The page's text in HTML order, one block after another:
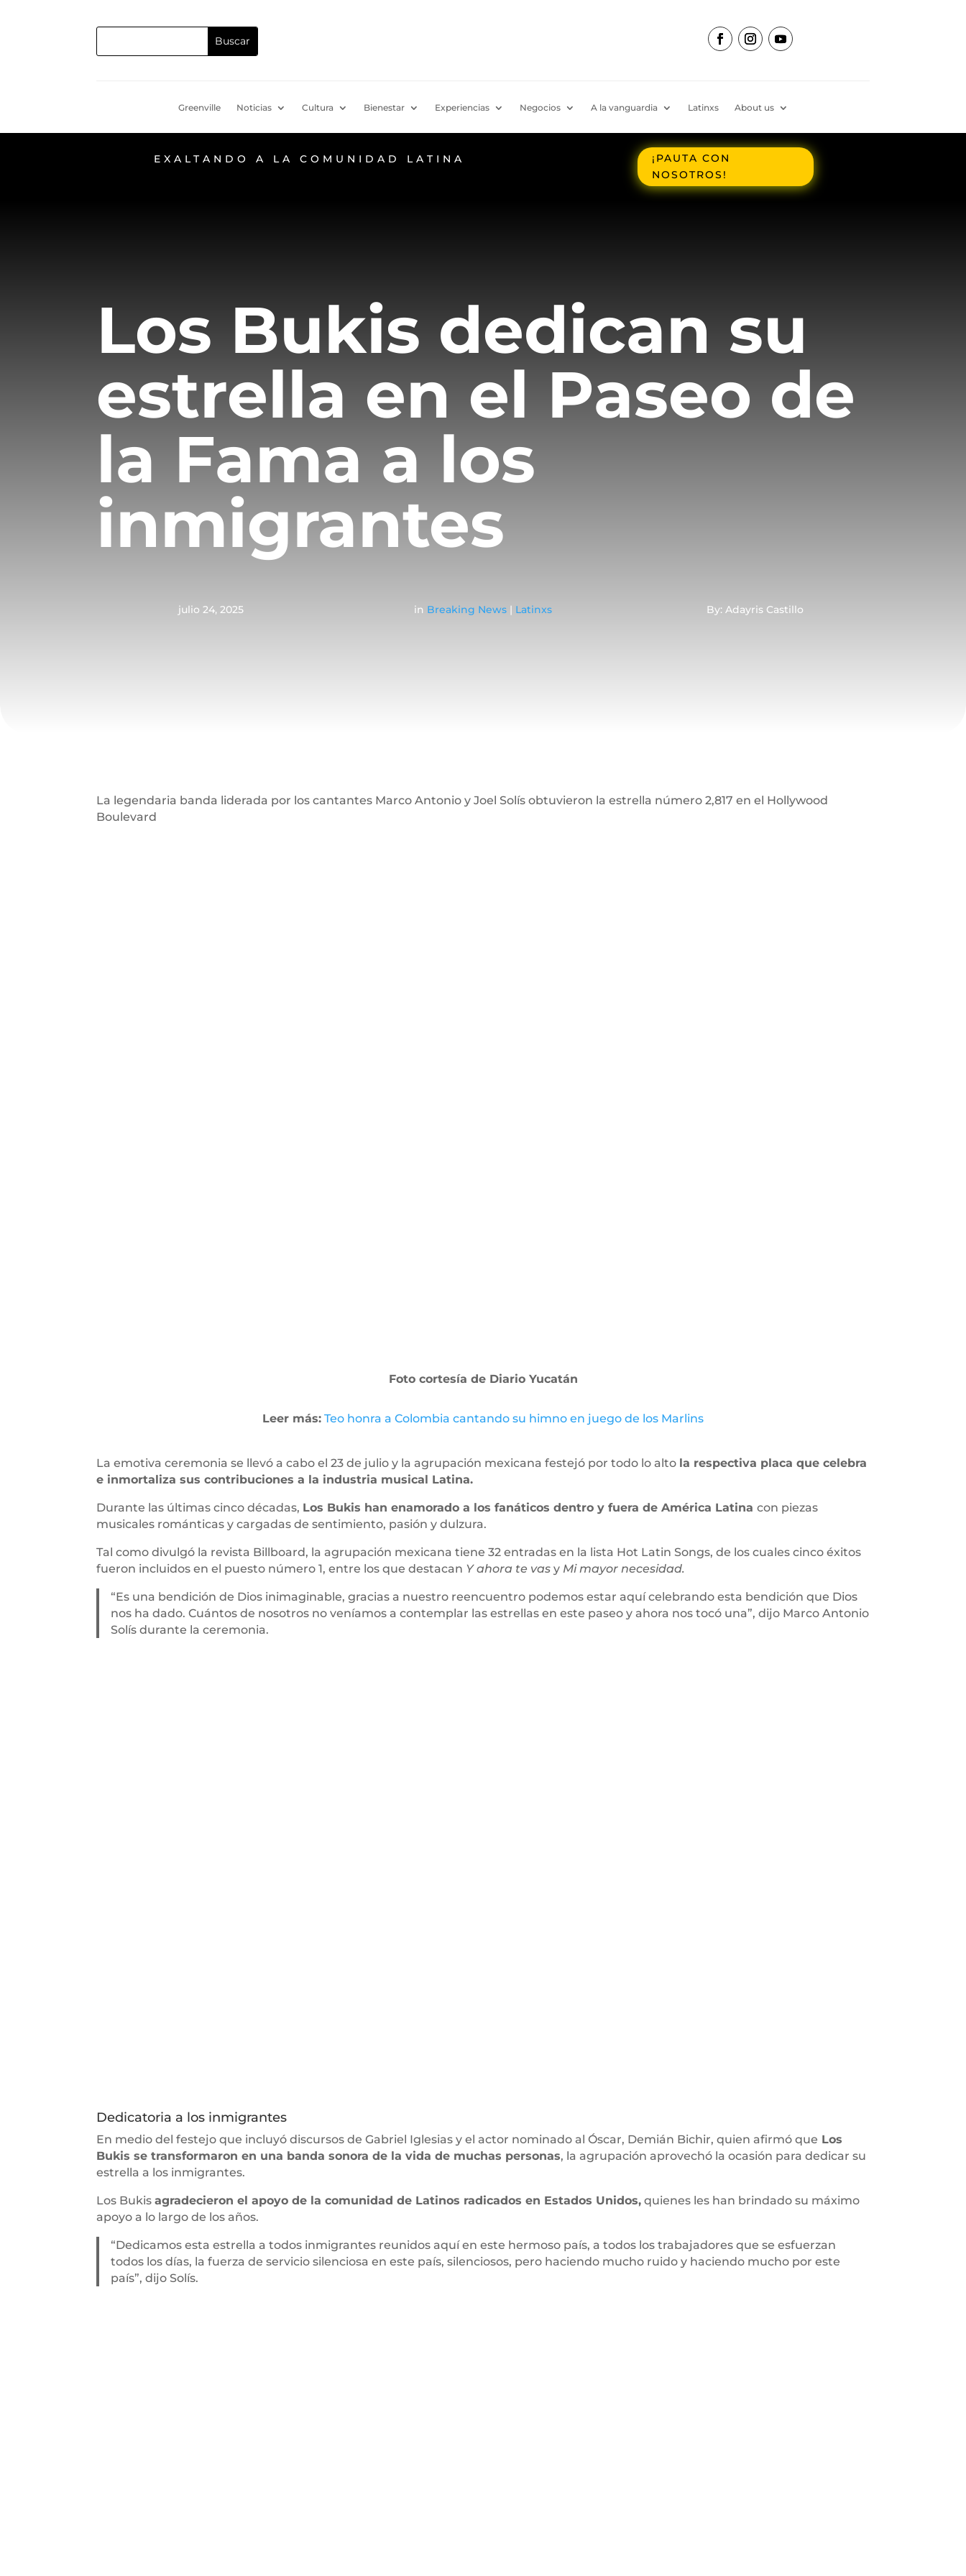
Greenville Noticias Cultura Bienestar Experiencias Negocios A la vanguardia Latinxs About us
EXALTANDO A LA COMUNIDAD LATINA
¡PAUTA CON
NOSOTROS!
Los Bukis dedican su
estrella en el Paseo de
la Fama a los
inmigrantes
julio 24, 2025 in Breaking News| Latinxs By: Adayris Castillo
La legendaria banda liderada por los cantantes Marco Antonio y Joel Solís obtuvieron la estrella número 2,817 en el Hollywood
Boulevard
Foto cortesía de Diario Yucatán
Leer más: Teo honra a Colombia cantando su himno en juego de los Marlins
La emotiva ceremonia se llevó a cabo el 23 de julio y la agrupación mexicana festejó por todo lo alto la respectiva placa que celebra
e inmortaliza sus contribuciones a la industria musical Latina.
Durante las últimas cinco décadas, Los Bukis han enamorado a los fanáticos dentro y fuera de América Latinacon piezas
musicales románticas y cargadas de sentimiento, pasión y dulzura.
Tal como divulgó la revista Billboard, la agrupación mexicana tiene 32 entradas en la lista Hot Latin Songs, de los cuales cinco éxitos
fueron incluidos en el puesto número 1, entre los que destacan Y ahora te vas y Mi mayor necesidad.
“Es una bendición de Dios inimaginable, gracias a nuestro reencuentro podemos estar aquí celebrando esta bendición que Dios
nos ha dado. Cuántos de nosotros no veníamos a contemplar las estrellas en este paseo y ahora nos tocó una”, dijo Marco Antonio
Solís durante la ceremonia.
Dedicatoria a los inmigrantes
En medio del festejo que incluyó discursos de Gabriel Iglesias y el actor nominado al Óscar, Demián Bichir, quien afirmó que Los
Bukis se transformaron en una banda sonora de la vida de muchas personas, la agrupación aprovechó la ocasión para dedicar su
estrella a los inmigrantes.
Los Bukisagradecieron el apoyo de la comunidad de Latinos radicados en Estados Unidos, quienes les han brindado su máximo
apoyo a lo largo de los años.
“Dedicamos esta estrella a todos inmigrantes reunidos aquí en este hermoso país, a todos los trabajadores que se esfuerzan
todos los días, la fuerza de servicio silenciosa en este país, silenciosos, pero haciendo mucho ruido y haciendo mucho por este
país”, dijo Solís.